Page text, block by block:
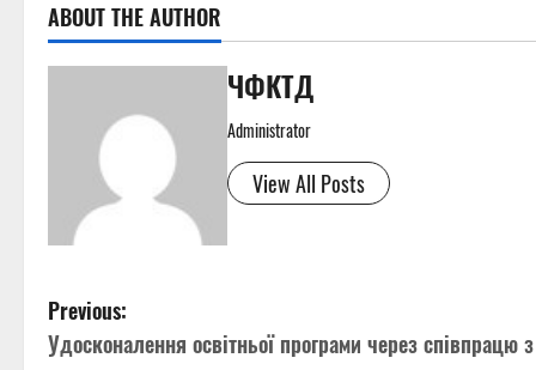
ABOUT THE AUTHOR
ЧФКТД
Administrator
View All Posts
P
Previous:
Удосконалення освітньої програми через співпрацю